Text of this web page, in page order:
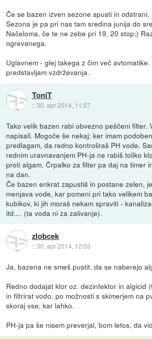
Če se bazen izven sezone spusti in
Sezona je pa pri nas tam sredina junija do
Načeloma, če te ne zebe pri 19, 20 stop;)
ogrevanega.
Uglavnem - glej takega z čim več
predstavljam vzdrževanja.
ToniT
::30. apr 2014, 11:57
Tako velik bazen rabi obvezno peščeni filter.
napisali. Mogoče še nekaj: ker imam
predlagam, da redno kontroliraš PH vode.
rednim uravnavanjem PH-ja ne rabiš toliko
proti algam. Črpalko za filter pa daj na timer
na dan.
Če bazen enkrat zapustiš in postane zelen,
menjava vode, kar pomeni pri tako velikem
kubikov, ki jih moraš nekam spraviti -
itd.... (ta voda ni za zalivanje).
zlobcek
::30. apr 2014, 12:03
Ja, bazena ne smeš pustit, da se naberejo
Redno dodajat klor oz. dezinfektor in algicid
in filtrirat vodo, po možnosti s skimerjem na
skoraj vse, kar lahko.
PH-ja pa še nisem preverjal, bom letos, da